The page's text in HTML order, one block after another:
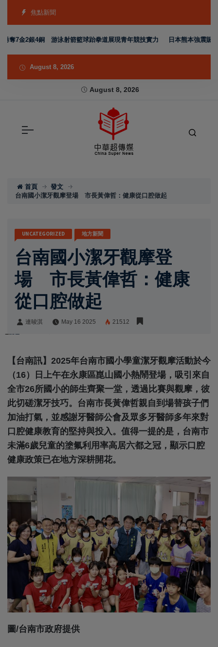
焦點新聞
金2銀4銅 游泳射箭籃球跆拳道展現青年競技實力 日本熊本強震賑災再
August 8, 2026
August 8, 2026
首頁
發文
台南國小潔牙觀摩登場 市長黃偉哲：健康從口腔做起
UNCATEGORIZED 地方新聞
台南國小潔牙觀摩登
場 市長黃偉哲：健康
從口腔做起
連晙淇 May 16 2025 21512
【台南訊】2025年台南市國小學童潔牙觀摩活動於今
（16）日上午在永康區崑山國小熱鬧登場，吸引來自
全市26所國小的師生齊聚一堂，透過比賽與觀摩，彼
此切磋潔牙技巧。台南市長黃偉哲親自到場替孩子們
加油打氣，並感謝牙醫師公會及眾多牙醫師多年來對
口腔健康教育的堅持與投入。值得一提的是，台南市
未滿6歲兒童的塗氟利用率高居六都之冠，顯示口腔
健康政策已在地方深耕開花。
圖/台南市政府提供